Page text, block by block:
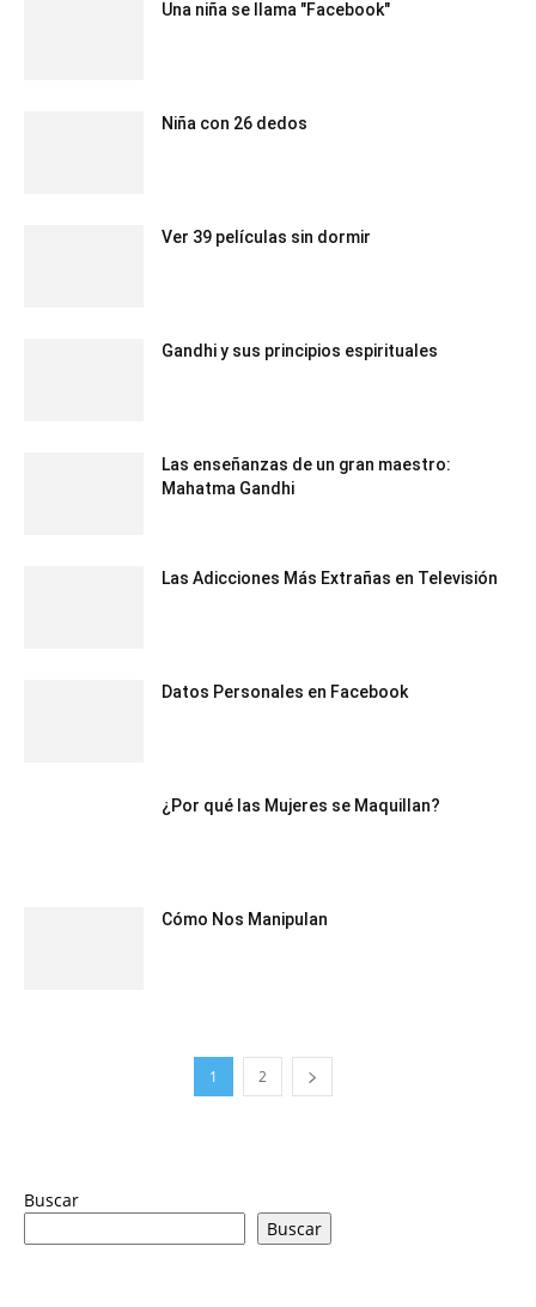
Una niña se llama "Facebook"
Niña con 26 dedos
Ver 39 películas sin dormir
Gandhi y sus principios espirituales
Las enseñanzas de un gran maestro:
Mahatma Gandhi
Las Adicciones Más Extrañas en Televisión
Datos Personales en Facebook
¿Por qué las Mujeres se Maquillan?
Cómo Nos Manipulan
1 2
Buscar
Buscar